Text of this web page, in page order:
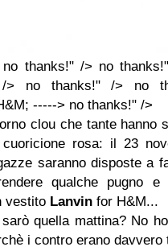
thanks!" /> no
> no thanks!" /> no
-----> no thanks!" />
clou che tante hanno
rosa: il 23
saranno disposte a
qualche pugno e
vestito Lanvin for H&M...
quella mattina? No
i contro erano davvero